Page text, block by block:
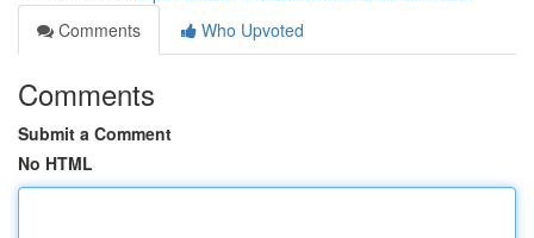
Comments
Who Upvoted
Comments
Submit a Comment
No HTML